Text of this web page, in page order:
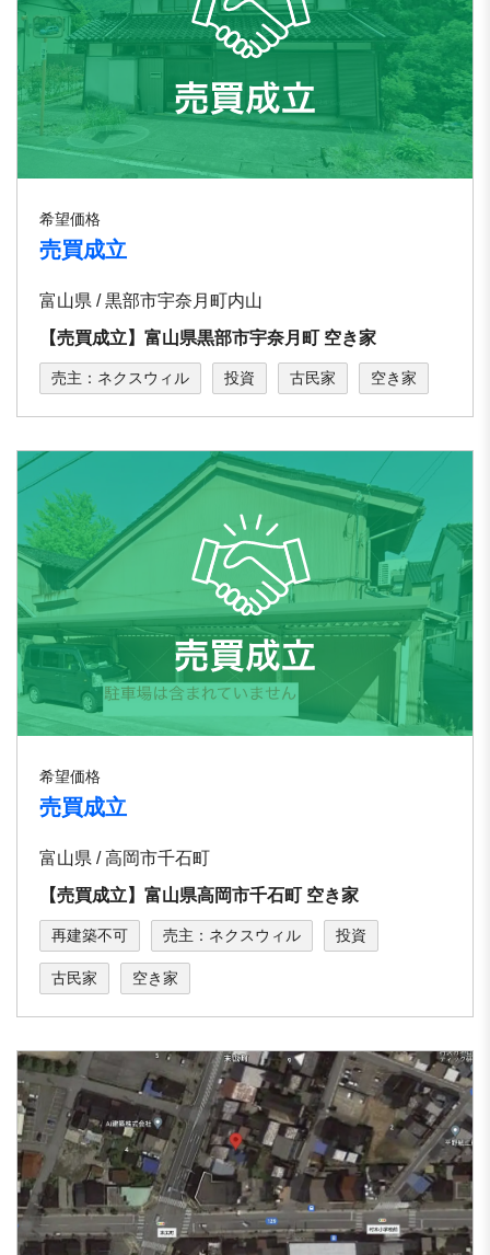
希望価格
売買成立
富山県 / 黒部市宇奈⽉町内⼭
【売買成立】富山県黒部市宇奈月町 空き家
売主：ネクスウィル 投資 古民家 空き家
希望価格
売買成立
富山県 / ⾼岡市千⽯町
【売買成立】富⼭県⾼岡市千⽯町 空き家
再建築不可 売主：ネクスウィル 投資
古民家 空き家